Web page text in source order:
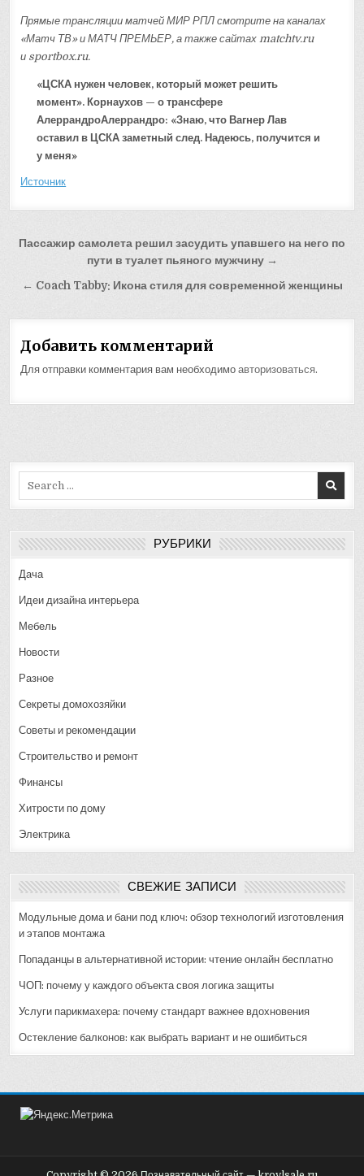
Прямые трансляции матчей МИР РПЛ смотрите на каналах
«Матч ТВ» и МАТЧ ПРЕМЬЕР, а также сайтах matchtv.ru
и sportbox.ru.
«ЦСКА нужен человек, который может решить
момент». Корнаухов — о трансфере
АлеррандроАлеррандро: «Знаю, что Вагнер Лав
оставил в ЦСКА заметный след. Надеюсь, получится и
у меня»
Источник
Навигация
записям
Пассажир самолета решил засудить упавшего на него по
пути в туалет пьяного мужчину →
← Coach Tabby: Икона стиля для современной женщины
Добавить комментарий
Для отправки комментария вам необходимоавторизоваться.
РУБРИКИ
Дача
Идеи дизайна интерьера
Мебель
Новости
Разное
Секреты домохозяйки
Советы и рекомендации
Строительство и ремонт
Финансы
Хитрости по дому
Электрика
СВЕЖИЕ ЗАПИСИ
Модульные дома и бани под ключ: обзор технологий изготовления
и этапов монтажа
Попаданцы в альтернативной истории: чтение онлайн бесплатно
ЧОП: почему у каждого объекта своя логика защиты
Услуги парикмахера: почему стандарт важнее вдохновения
Остекление балконов: как выбрать вариант и не ошибиться